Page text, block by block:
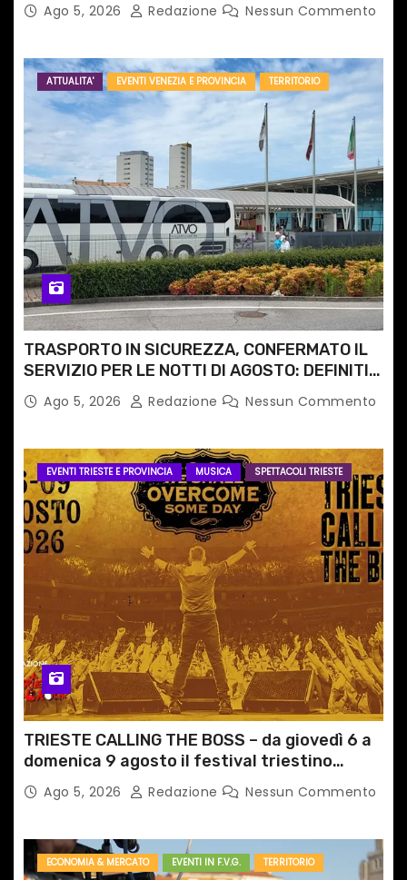
Ago 5, 2026 Redazione Nessun Commento
ATTUALITA' EVENTI VENEZIA E PROVINCIA TERRITORIO
TRASPORTO IN SICUREZZA, CONFERMATO IL
SERVIZIO PER LE NOTTI DI AGOSTO: DEFINITI
PERCORSI, FERMATE E ORARIO
Ago 5, 2026 Redazione Nessun Commento
EVENTI TRIESTE E PROVINCIA MUSICA SPETTACOLI TRIESTE
TRIESTE CALLING THE BOSS – da giovedì 6 a
domenica 9 agosto il festival triestino
dedicato a Springsteen
Ago 5, 2026 Redazione Nessun Commento
ECONOMIA & MERCATO EVENTI IN F.V.G. TERRITORIO